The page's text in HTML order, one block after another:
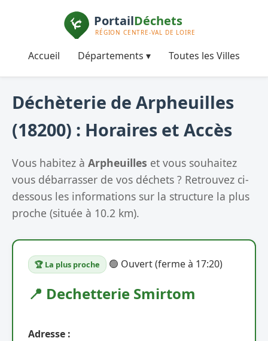
Accueil Départements ▾ Toutes les Villes
Déchèterie de Arpheuilles
(18200) : Horaires et Accès
Vous habitez à Arpheuilles et vous souhaitez
vous débarrasser de vos déchets ? Retrouvez ci-
dessous les informations sur la structure la plus
proche (située à 10.2 km).
🏆 La plus proche 🟢 Ouvert (ferme à 17:20)
📍 Dechetterie Smirtom
Adresse :